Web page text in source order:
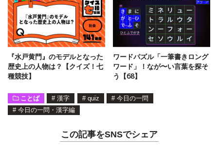
『水戸黄門』のモデルとなった
歴史上の人物は？【クイズ！七
種競技】
ワードパズル「一筆書きロング
ワード」！なが〜い言葉を探そ
う【68】
ことば # 漢字 # quiz # 今日の一問
# 今日の一問・漢字編
この記事をSNSでシェア